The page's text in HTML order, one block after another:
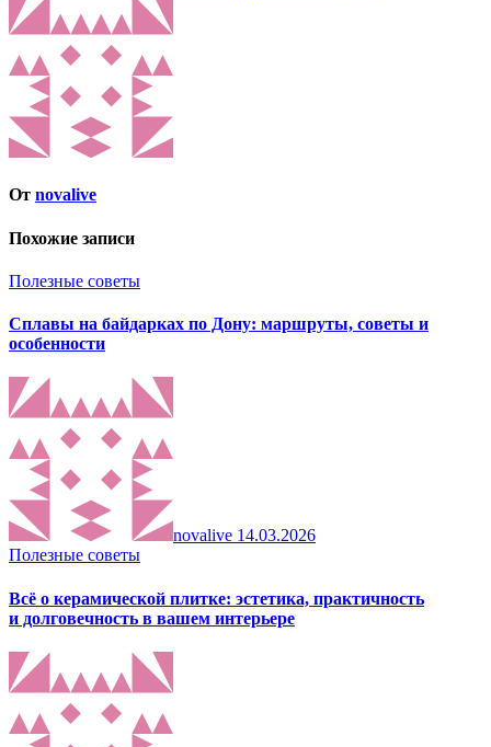
От novalive
Похожие записи
Полезные советы
Сплавы на байдарках по Дону: маршруты, советы и
особенности
novalive 14.03.2026
Полезные советы
Всё о керамической плитке: эстетика, практичность
и долговечность в вашем интерьере